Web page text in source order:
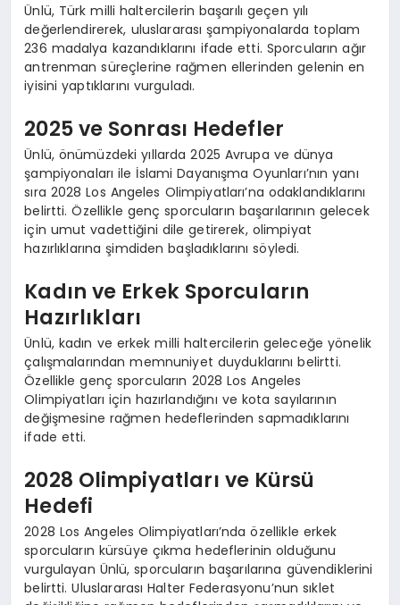
Ünlü, Türk milli haltercilerin başarılı geçen yılı
değerlendirerek, uluslararası şampiyonalarda toplam
236 madalya kazandıklarını ifade etti. Sporcuların ağır
antrenman süreçlerine rağmen ellerinden gelenin en
iyisini yaptıklarını vurguladı.
2025 ve Sonrası Hedefler
Ünlü, önümüzdeki yıllarda 2025 Avrupa ve dünya
şampiyonaları ile İslami Dayanışma Oyunları’nın yanı
sıra 2028 Los Angeles Olimpiyatları’na odaklandıklarını
belirtti. Özellikle genç sporcuların başarılarının gelecek
için umut vadettiğini dile getirerek, olimpiyat
hazırlıklarına şimdiden başladıklarını söyledi.
Kadın ve Erkek Sporcuların
Hazırlıkları
Ünlü, kadın ve erkek milli haltercilerin geleceğe yönelik
çalışmalarından memnuniyet duyduklarını belirtti.
Özellikle genç sporcuların 2028 Los Angeles
Olimpiyatları için hazırlandığını ve kota sayılarının
değişmesine rağmen hedeflerinden sapmadıklarını
ifade etti.
2028 Olimpiyatları ve Kürsü
Hedefi
2028 Los Angeles Olimpiyatları’nda özellikle erkek
sporcuların kürsüye çıkma hedeflerinin olduğunu
vurgulayan Ünlü, sporcuların başarılarına güvendiklerini
belirtti. Uluslararası Halter Federasyonu’nun sıklet